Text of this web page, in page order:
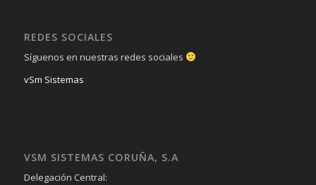
REDES SOCIALES
Síguenos en nuestras redes sociales
vSm Sistemas
VSM SISTEMAS CORUÑA, S.A
Delegación Central: